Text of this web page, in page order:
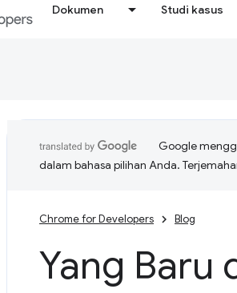
Dokumen Studi kasus
Google
dalam bahasa pilihan Anda.
Chrome for Developers Blog
Yang Baru